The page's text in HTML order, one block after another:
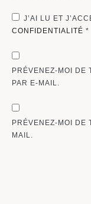
J’AI LU ET
CONFIDENTIALITÉ *
PRÉVENEZ-MOI DE
PAR E-MAIL.
PRÉVENEZ-MOI DE
MAIL.